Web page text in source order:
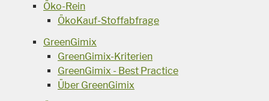
Öko-Rein
ÖkoKauf-Stoffabfrage
GreenGimix
GreenGimix-Kriterien
GreenGimix - Best Practice
Über GreenGimix